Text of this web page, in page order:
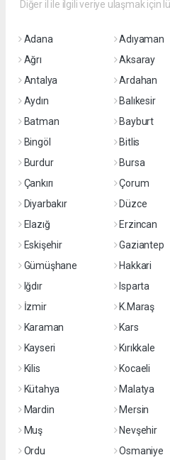
Diğer il ile ilgili veriye ulaşmak için
Adana Adıyaman
Ağrı
Aksaray
Antalya
Ardahan
Aydın
Balıkesir
Batman
Bayburt
Bingöl
Bitlis
Burdur
Bursa
Çankırı
Çorum
Diyarbakır
Düzce
Elazığ
Erzincan
Eskişehir
Gaziantep
Gümüşhane
Hakkari
Iğdır
Isparta
İzmir
K.Maraş
Karaman
Kars
Kayseri
Kırıkkale
Kilis
Kocaeli
Kütahya
Malatya
Mardin
Mersin
Muş
Nevşehir
Ordu
Osmaniye